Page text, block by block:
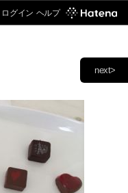
ログイン ヘルプ
next>